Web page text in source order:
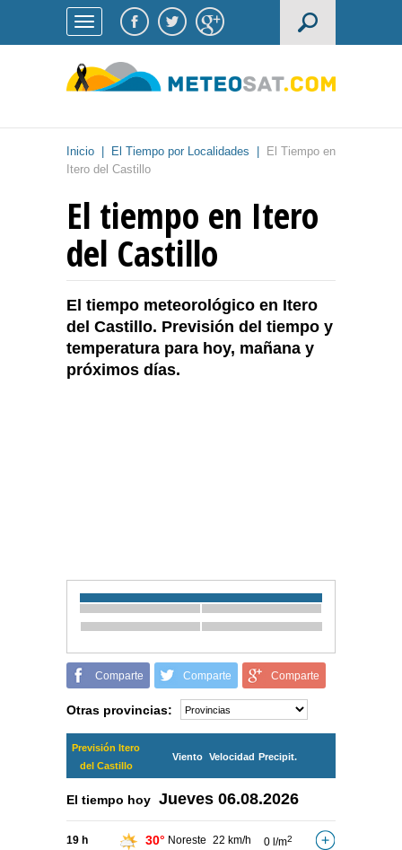
Inicio El Tiempo por Localidades
El Tiempo en
Itero del Castillo
El tiempo en Itero
del Castillo
El tiempo meteorológico en Itero
del Castillo. Previsión del tiempo y
temperatura para hoy, mañana y
próximos días.
Comparte Comparte Comparte
Otras provincias:
Previsión Itero
del Castillo
Viento Velocidad Precipit.
El tiempo hoy Jueves 06.08.2026
19 h 30° Noreste 22 km/h 0 l/m2